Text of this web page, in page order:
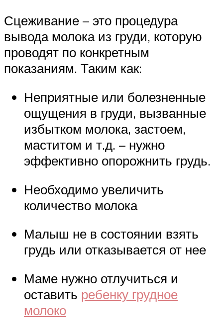
Сцеживание – это процедура
вывода молока из груди, которую
проводят по конкретным
показаниям. Таким как:
Неприятные или болезненные
ощущения в груди, вызванные
избытком молока, застоем,
маститом и т.д. – нужно
эффективно опорожнить грудь.
Необходимо увеличить
количество молока
Малыш не в состоянии взять
грудь или отказывается от нее
Маме нужно отлучиться и
оставить ребенку грудное
молоко